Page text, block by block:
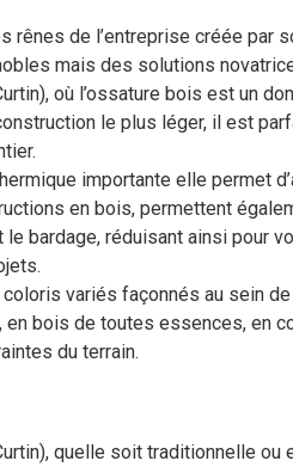
rênes de l’entreprise créée
mais des solutions
où l’ossature bois est un
le plus léger, il est
importante elle permet
en bois, permettent
bardage, réduisant ainsi pour
variés façonnés au sein
bois de toutes essences, en
du terrain.
quelle soit traditionnelle ou